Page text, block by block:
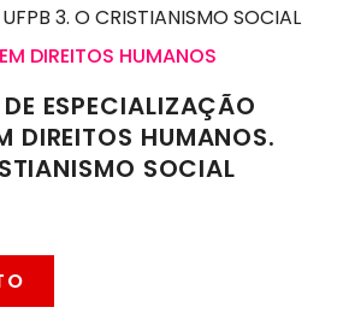
DIREITOS HUMANOS
ESPECIALIZAÇÃO
DIREITOS HUMANOS.
SOCIAL